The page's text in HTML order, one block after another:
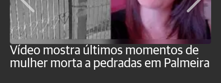
Vídeo mostra últimos momentos de
mulher morta a pedradas em Palmeira